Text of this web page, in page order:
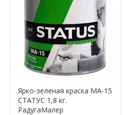
Ярко-зеленая краска МА-15
СТАТУС 1,8 кг.
РадугаМалер